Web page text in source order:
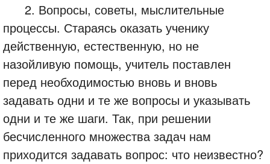
2. Вопросы, советы, мыслительные
процессы. Стараясь оказать ученику
действенную, естественную, но не
назойливую помощь, учитель поставлен
перед необходимостью вновь и вновь
задавать одни и те же вопросы и указывать
одни и те же шаги. Так, при решении
бесчисленного множества задач нам
приходится задавать вопрос: что неизвестно?